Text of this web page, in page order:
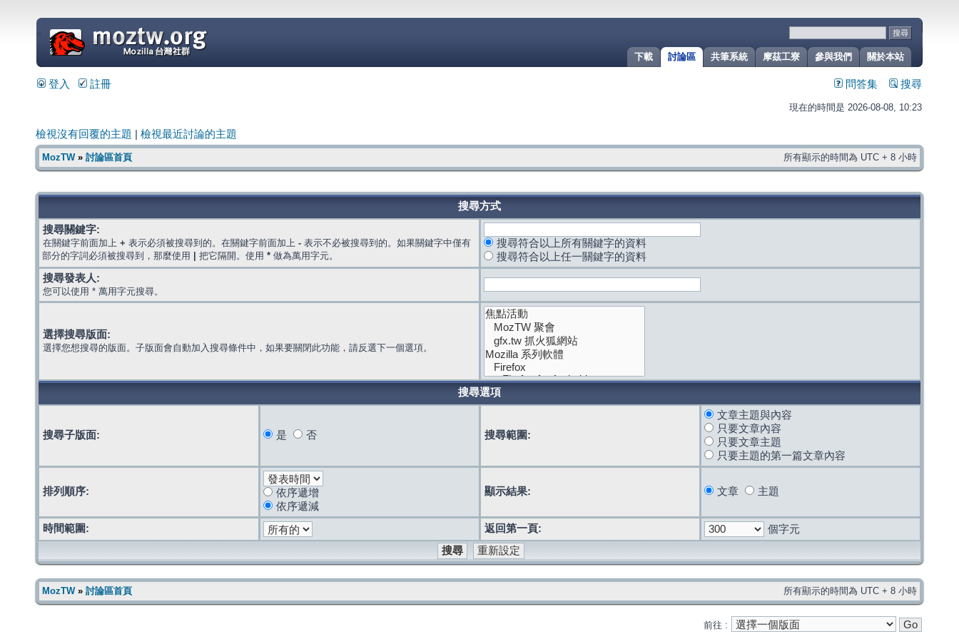
關於本站
參與我們
摩茲工寮
共筆系統
討論區
下載
=
登入 註冊 問答集 搜尋
現在的時間是 2026-08-08, 10:23
檢視沒有回覆的主題 檢視最近討論的主題
MozTW» 討論區首頁 所有顯示的時間為 UTC + 8 小時
搜尋方式
搜尋關鍵字:
在關鍵字前面加上 + 表示必須被搜尋到的。在關鍵字前面加上 - 表示不必被搜尋到的。如果關鍵字中僅有
部分的字詞必須被搜尋到，那麼使用
把它隔開。使用 * 做為萬用字元。
搜尋符合以上所有關鍵字的資料
搜尋符合以上任一關鍵字的資料
搜尋發表人:
您可以使用 * 萬用字元搜尋。
選擇搜尋版面:
選擇您想搜尋的版面。子版面會自動加入搜尋條件中，如果要關閉此功能，請反選下一個選項。
搜尋選項
搜尋子版面: 是 否 搜尋範圍:
文章主題與內容
只要文章內容
只要文章主題
只要主題的第一篇文章內容
排列順序:
依序遞增
依序遞減
顯示結果: 文章 主題
時間範圍: 返回第一頁: 個字元
MozTW» 討論區首頁 所有顯示的時間為 UTC + 8 小時
前往 :